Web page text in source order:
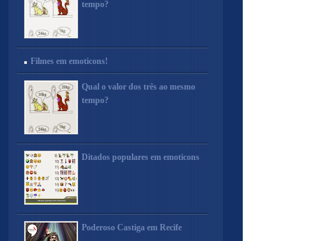
tempo?
Filmes em emoticons!
Qual o valor dos três ao mesmo
tempo?
Ditados populares em emoticons
Poderoso Castiga em Recife